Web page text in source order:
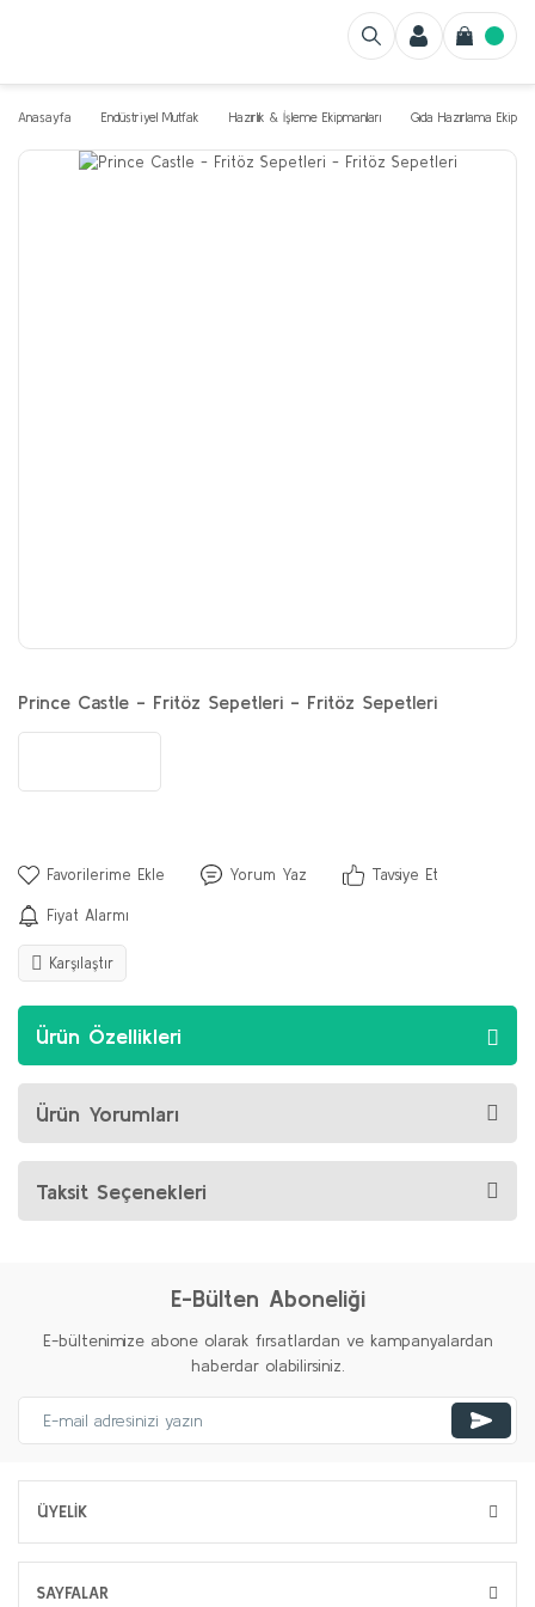
Anasayfa Endüstriyel Mutfak Hazırlık & İşleme Ekipmanları Gıda Hazırlama
Prince Castle - Fritöz Sepetleri - Fritöz Sepetleri
Yorum Yaz Tavsiye Et
Fiyat Alarmı
Karşılaştır
Ürün Özellikleri
Ürün Yorumları
Taksit Seçenekleri
E-Bülten Aboneliği
E-bültenimize abone olarak fırsatlardan ve kampanyalardan
haberdar olabilirsiniz.
ÜYELİK
SAYFALAR